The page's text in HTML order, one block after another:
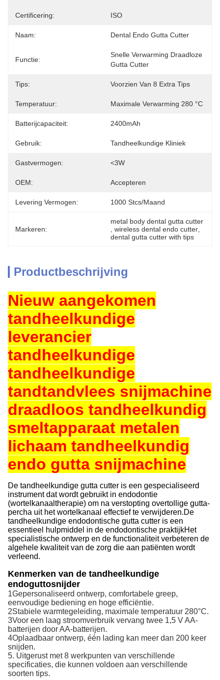
Certificering: ISO
Naam: Dental Endo Gutta Cutter
Functie:
Snelle Verwarming Draadloze
Gutta Cutter
Tips: Voorzien Van 8 Extra Tips
Temperatuur: Maximale Verwarming 280 °C
Batterijcapaciteit: 2400mAh
Gebruik: Tandheelkundige Kliniek
Gastvermogen: <3W
OEM: Accepteren
Levering Vermogen: 1000 Stcs/maand
Markeren:
metal body dental gutta cutter
wireless dental endo cutter
dental gutta cutter with tips
Productbeschrijving
Nieuw aangekomen
tandheelkundige
leverancier
tandheelkundige
tandheelkundige
tandtandvlees snijmachine
draadloos tandheelkundig
smeltapparaat metalen
lichaam tandheelkundig
endo gutta snijmachine
De tandheelkundige gutta cutter is een gespecialiseerd
instrument dat wordt gebruikt in endodontie
(wortelkanaaltherapie) om na verstopting overtollige gutta-
percha uit het wortelkanaal effectief te verwijderen.De
tandheelkundige endodontische gutta cutter is een
essentieel hulpmiddel in de endodontische praktijkHet
specialistische ontwerp en de functionaliteit verbeteren de
algehele kwaliteit van de zorg die aan patiënten wordt
verleend.
Kenmerken van de tandheelkundige
endoguttosnijder
1Gepersonaliseerd ontwerp, comfortabele greep,
eenvoudige bediening en hoge efficiëntie.
2Stabiele warmtegeleiding, maximale temperatuur 280°C.
3Voor een laag stroomverbruik vervang twee 1,5 V AA-
batterijen door AA-batterijen.
4Oplaadbaar ontwerp, één lading kan meer dan 200 keer
snijden.
5. Uitgerust met 8 werkpunten van verschillende
specificaties, die kunnen voldoen aan verschillende
soorten tips.